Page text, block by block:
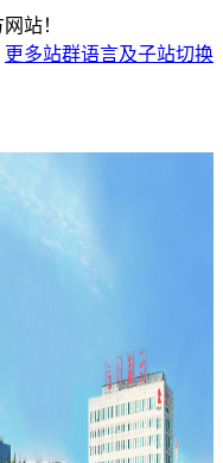
站！
语言及子站切换
更多站群